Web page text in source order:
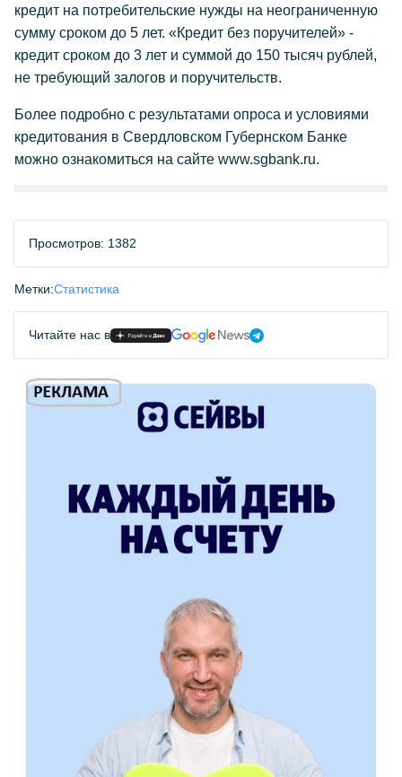
кредит на потребительские нужды на неограниченную
сумму сроком до 5 лет. «Кредит без поручителей» -
кредит сроком до 3 лет и суммой до 150 тысяч рублей,
не требующий залогов и поручительств.
Более подробно с результатами опроса и условиями
кредитования в Свердловском Губернском Банке
можно ознакомиться на сайте www.sgbank.ru.
Просмотров: 1382
Метки:Статистика
Читайте нас в